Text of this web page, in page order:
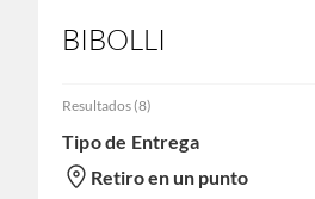
BIBOLLI
Resultados (8)
Tipo de Entrega
Retiro en un punto